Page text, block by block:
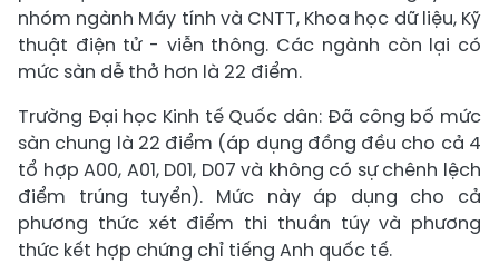
nhóm ngành Máy tính và CNTT, Khoa học dữ liệu, Kỹ
thuật điện tử - viễn thông. Các ngành còn lại có
mức sàn dễ thở hơn là 22 điểm.
Trường Đại học Kinh tế Quốc dân: Đã công bố mức
sàn chung là 22 điểm (áp dụng đồng đều cho cả 4
tổ hợp A00, A01, D01, D07 và không có sự chênh lệch
điểm trúng tuyển). Mức này áp dụng cho cả
phương thức xét điểm thi thuần túy và phương
thức kết hợp chứng chỉ tiếng Anh quốc tế.